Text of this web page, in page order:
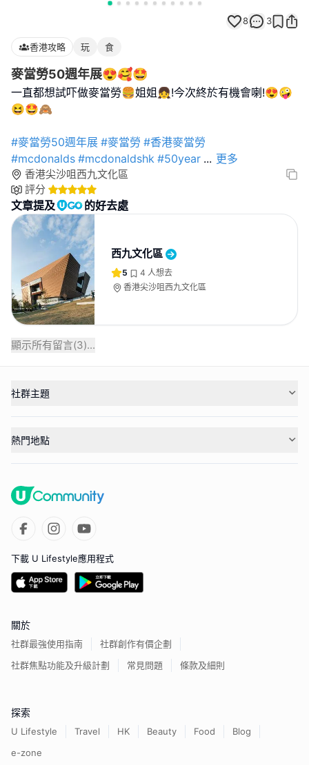
8 3
香港攻略 玩 食
麥當勞50週年展😍🥰🤩
一直都想試吓做麥當勞🍔姐姐👧!今次終於有機會喇!😍🤪
😆🤩🙈
#麥當勞50週年展 #麥當勞 #香港麥當勞
#mcdonalds #mcdonaldshk #50year ... 更多
香港尖沙咀西九文化區
評分
文章提及 的好去處
西九文化區
5 4 人想去
香港尖沙咀西九文化區
顯示所有留言(3)...
社群主題
熱門地點
下載 U Lifestyle應用程式
關於
社群最強使用指南
社群創作有價企劃
社群焦點功能及升級計劃
常見問題 條款及細則
探索
U Lifestyle Travel HK Beauty Food
Blog
e-zone